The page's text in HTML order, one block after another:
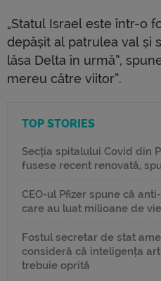
„Statul Israel este într-o
depășit al patrulea val și
lăsa Delta în urmă”,
mereu către viitor”.
TOP STORIES
Secția spitalului Covid din
fusese recent renovată,
CEO-ul Pfizer spune că
care au luat milioane de
Fostul secretar de stat
consideră că inteligența
trebuie oprită